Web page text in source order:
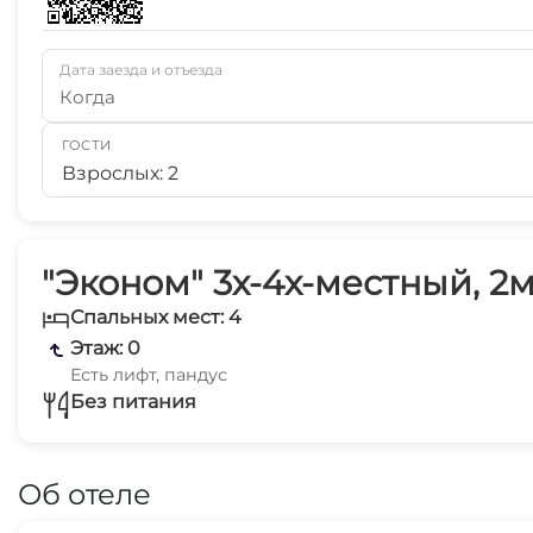
"Эконом" 3х-4х-местный,
Спальных мест: 4
Этаж: 0
Есть лифт, пандус
Без питания
Об отеле
Дата заезда и отъезда
Когда
ГОСТИ
Взрослых: 2